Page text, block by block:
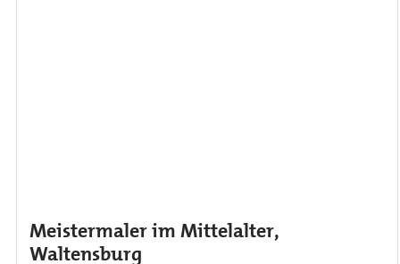
Meistermaler im Mittelalter,
Waltensburg